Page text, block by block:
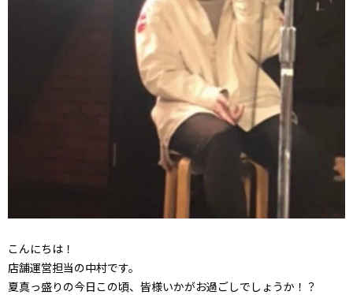
こんにちは！
店舗運営担当の中村です。
夏真っ盛りの今日この頃、皆様いかがお過ごしでしょうか！？